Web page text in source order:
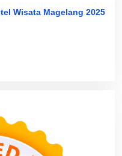
Wisata Magelang 2025